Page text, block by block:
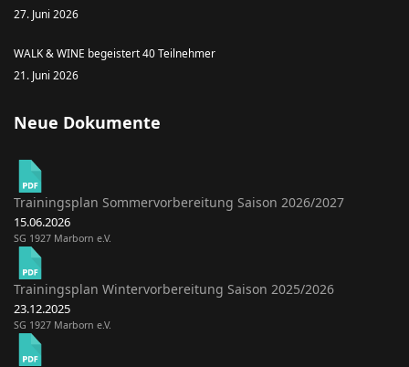
27. Juni 2026
WALK & WINE begeistert 40 Teilnehmer
21. Juni 2026
Neue Dokumente
Trainingsplan Sommervorbereitung Saison 2026/2027
15.06.2026
SG 1927 Marborn e.V.
Trainingsplan Wintervorbereitung Saison 2025/2026
23.12.2025
SG 1927 Marborn e.V.